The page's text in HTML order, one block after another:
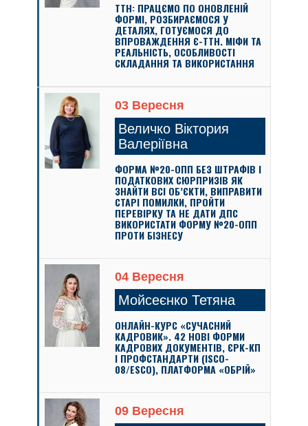
ТТН: ПРАЦЄМО ПО ОНОВЛЕНІЙ
ФОРМІ, РОЗБИРАЄМОСЯ У
ДЕТАЛЯХ, ГОТУЄМОСЯ ДО
ВПРОВАЖДЕННЯ Є-ТТН. МІФИ ТА
РЕАЛЬНІСТЬ, ОСОБЛИВОСТІ
СКЛАДАННЯ ТА ВИКОРИСТАННЯ
03 Вересня
Величко Віктория
Валеріївна
ФОРМА №20-ОПП БЕЗ ШТРАФІВ І
ПОДАТКОВИХ СЮРПРИЗІВ ЯК
ЗНАЙТИ ВСІ ОБ’ЄКТИ, ВИПРАВИТИ
СТАРІ ПОМИЛКИ, ПРОЙТИ
ПЕРЕВІРКУ ТА НЕ ДАТИ ДПС
ВИКОРИСТАТИ ФОРМУ №20-ОПП
ПРОТИ БІЗНЕСУ
04 Вересня
Мойсеєнко Тетяна
ОНЛАЙН-КУРС «СУЧАСНИЙ
КАДРОВИК». 42 НОВІ ФОРМИ
КАДРОВИХ ДОКУМЕНТІВ, ЄРК-КП
І ПРОФСТАНДАРТИ (ISCO-
08/ESCO), ПЛАТФОРМА «ОБРІЙ»
09 Вересня